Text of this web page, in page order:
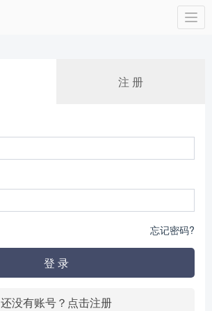
注 册
忘记密码?
登 录
还没有账号？点击注册